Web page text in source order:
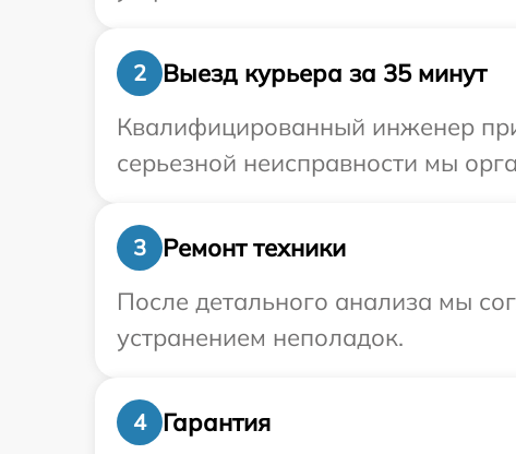
2
Выезд курьера за 35 минут
Квалифицированный инженер
серьезной неисправности мы
3
Ремонт техники
После детального анализа мы
устранением неполадок.
4
Гарантия